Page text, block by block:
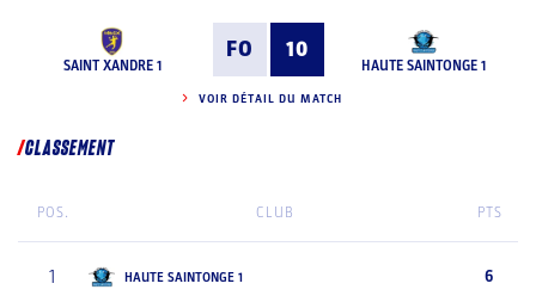
SAINT XANDRE 1
FO 10
HAUTE SAINTONGE 1
VOIR DÉTAIL DU MATCH
CLASSEMENT
POS. CLUB PTS
1 HAUTE SAINTONGE 1 6